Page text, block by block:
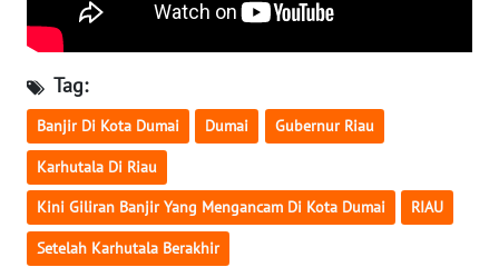
Tag:
Banjir Di Kota Dumai Dumai Gubernur Riau
Karhutala Di Riau
Kini Giliran Banjir Yang Mengancam Di Kota Dumai RIAU
Setelah Karhutala Berakhir
WN
WN
SUMSEL
WN
BENGKULU